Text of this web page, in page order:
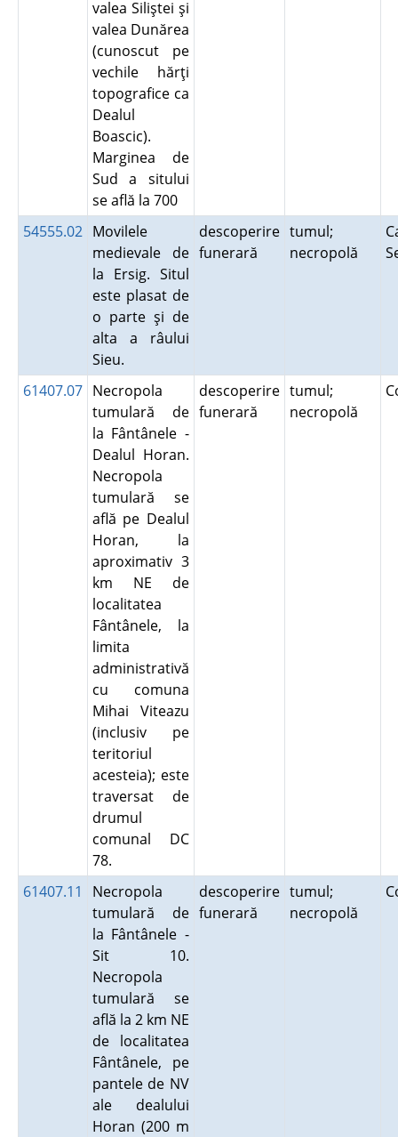
valea Siliştei şi
valea Dunărea
(cunoscut pe
vechile hărţi
topografice ca
Dealul
Boascic).
Marginea de
Sud a sitului
se află la 700
54555.02 Movilele
medievale de
la Ersig. Situl
este plasat de
o parte şi de
alta a râului
Sieu.
descoperire
funerară
tumul;
necropolă
61407.07 Necropola
tumulară de
la Fântânele -
Dealul Horan.
Necropola
tumulară se
află pe Dealul
Horan, la
aproximativ 3
km NE de
localitatea
Fântânele, la
limita
administrativă
cu comuna
Mihai Viteazu
(inclusiv pe
teritoriul
acesteia); este
traversat de
drumul
comunal DC
78.
descoperire
funerară
tumul;
necropolă
61407.11
Necropola
tumulară de
la Fântânele -
Sit 10.
Necropola
tumulară se
află la 2 km NE
de localitatea
Fântânele, pe
pantele de NV
ale dealului
Horan (200 m
descoperire
funerară
tumul;
necropolă